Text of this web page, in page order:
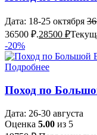
Дата: 18-25 октября
36500 ₽.28500 ₽
-20%
Подробнее
Поход по
Дата: 26-30 августа
Оценка 5.00 из 5